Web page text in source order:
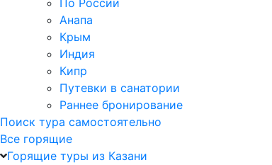
По России
Анапа
Крым
Индия
Кипр
Путевки в санатории
Раннее бронирование
Поиск тура самостоятельно
Все горящие
Горящие туры из Казани